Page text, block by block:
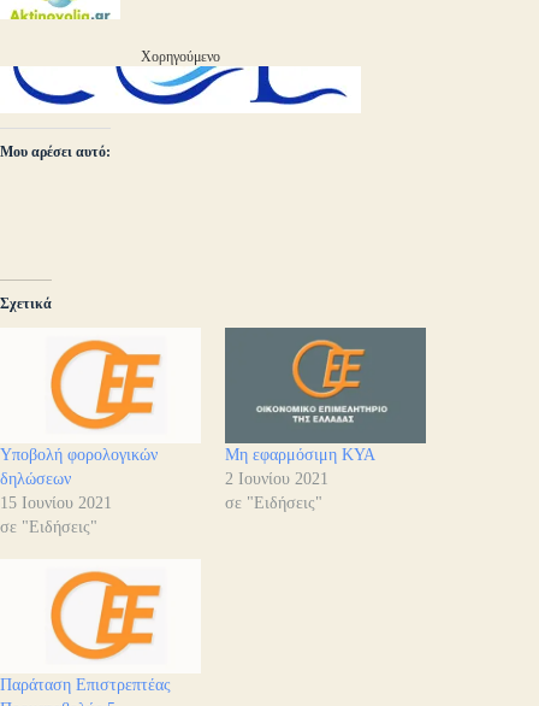
Χορηγούμενο
Μου αρέσει αυτό:
Σχετικά
Υποβολή φορολογικών
δηλώσεων
15 Ιουνίου 2021
σε "Ειδήσεις"
Μη εφαρμόσιμη ΚΥΑ
2 Ιουνίου 2021
σε "Ειδήσεις"
Παράταση Επιστρεπτέας